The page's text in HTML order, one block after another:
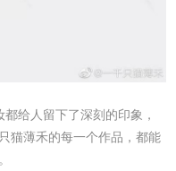
给人留下了深刻的印象，
猫薄禾的每一个作品，都能